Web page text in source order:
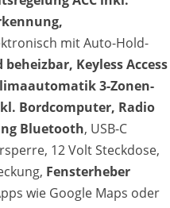
mit Auto-Hold-
Keyless Access
3-Zonen-
Bordcomputer, Radio
Bluetooth, USB-C
12 Volt Steckdose,
Fensterheber
wie Google Maps oder